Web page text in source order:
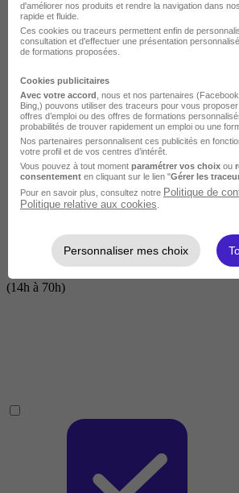
(14h à 70h)
d'améliorer nos produits et rendre la navigation dans
rapide et fluide.
Ces cookies ou traceurs permettent enfin de
consultation et d'effectuer une présentation
de formations proposées.
Cookies publicitaires
Avec votre accord , nous et nos partenaires (Facebook,
Bing,) pouvons utiliser des traceurs pour vous
offres d’emploi ou des offres de formations
probabilités de trouver rapidement un emploi ou une
Nos partenaires personnalisent ces publicités en
votre profil et de vos centres d’intérêt.
Vous pouvez à tout moment paramétrer vos choix ou
consentement en cliquant sur le lien "Gérer les
Pour en savoir plus, consultez notre Politique de
Politique relative aux cookies
Personnaliser mes choix